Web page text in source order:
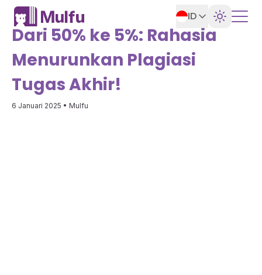
ID
Dari 50% ke 5%: Rahasia
Menurunkan Plagiasi
Tugas Akhir!
6 Januari 2025 • Mulfu